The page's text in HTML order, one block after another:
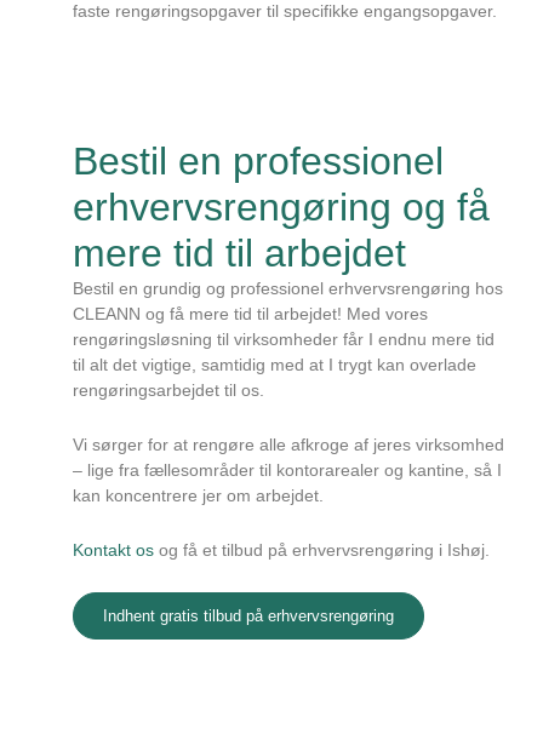
faste rengøringsopgaver til specifikke engangsopgaver.
Bestil en professionel
erhvervsrengøring og få
mere tid til arbejdet
Bestil en grundig og professionel erhvervsrengøring hos
CLEANN og få mere tid til arbejdet! Med vores
rengøringsløsning til virksomheder får I endnu mere tid
til alt det vigtige, samtidig med at I trygt kan overlade
rengøringsarbejdet til os.
Vi sørger for at rengøre alle afkroge af jeres virksomhed
– lige fra fællesområder til kontorarealer og kantine, så I
kan koncentrere jer om arbejdet.
Kontakt os og få et tilbud på erhvervsrengøring i Ishøj.
Indhent gratis tilbud på erhvervsrengøring